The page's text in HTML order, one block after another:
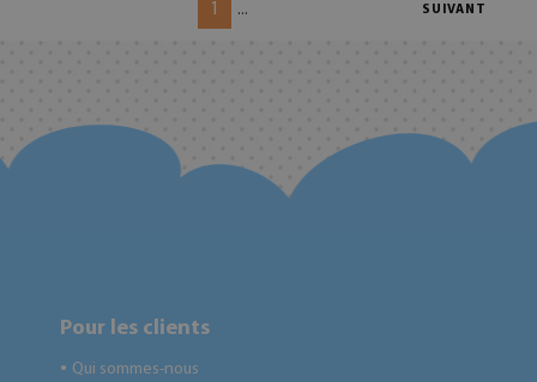
1 ... SUIVANT
Pour les clients
● Qui sommes-nous